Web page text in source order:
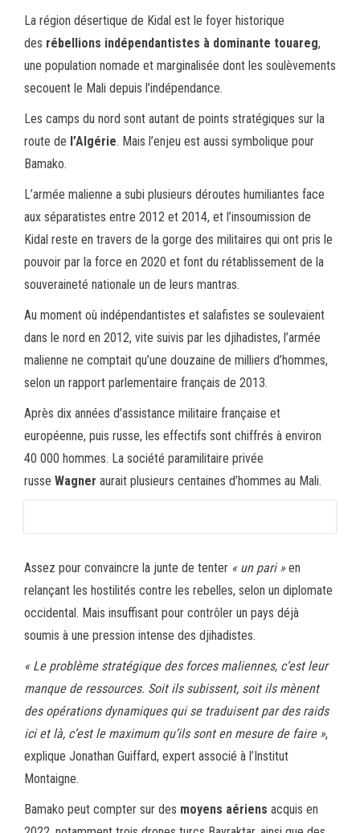
La région désertique de Kidal est le foyer historique
des rébellions indépendantistes à dominante touareg,
une population nomade et marginalisée dont les soulèvements
secouent le Mali depuis l’indépendance.
Les camps du nord sont autant de points stratégiques sur la
route de l’Algérie. Mais l’enjeu est aussi symbolique pour
Bamako.
L’armée malienne a subi plusieurs déroutes humiliantes face
aux séparatistes entre 2012 et 2014, et l’insoumission de
Kidal reste en travers de la gorge des militaires qui ont pris le
pouvoir par la force en 2020 et font du rétablissement de la
souveraineté nationale un de leurs mantras.
Au moment où indépendantistes et salafistes se soulevaient
dans le nord en 2012, vite suivis par les djihadistes, l’armée
malienne ne comptait qu’une douzaine de milliers d’hommes,
selon un rapport parlementaire français de 2013.
Après dix années d’assistance militaire française et
européenne, puis russe, les effectifs sont chiffrés à environ
40 000 hommes. La société paramilitaire privée
russe Wagner aurait plusieurs centaines d’hommes au Mali.
Assez pour convaincre la junte de tenter « un pari » en
relançant les hostilités contre les rebelles, selon un diplomate
occidental. Mais insuffisant pour contrôler un pays déjà
soumis à une pression intense des djihadistes.
« Le problème stratégique des forces maliennes, c’est leur
manque de ressources. Soit ils subissent, soit ils mènent
des opérations dynamiques qui se traduisent par des raids
ici et là, c’est le maximum qu’ils sont en mesure de faire »,
explique Jonathan Guiffard, expert associé à l’Institut
Montaigne.
Bamako peut compter sur des moyens aériens acquis en